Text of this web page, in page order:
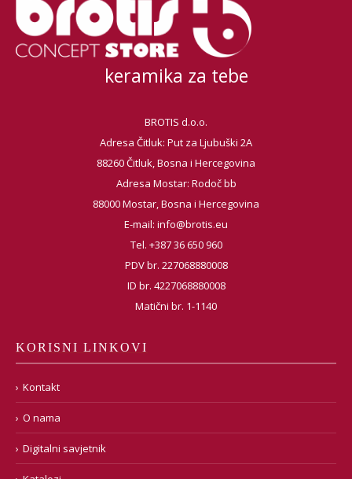
keramika za tebe
BROTIS d.o.o.
Adresa Čitluk: Put za Ljubuški 2A
88260 Čitluk, Bosna i Hercegovina
Adresa Mostar: Rodoč bb
88000 Mostar, Bosna i Hercegovina
E-mail: info@brotis.eu
Tel. +387 36 650 960
PDV br. 227068880008
ID br. 4227068880008
Matični br. 1-1140
KORISNI LINKOVI
Kontakt
O nama
Digitalni savjetnik